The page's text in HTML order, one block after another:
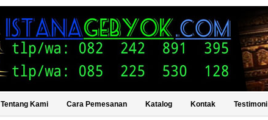
Tentang Kami Cara Pemesanan Katalog Kontak Testimoni